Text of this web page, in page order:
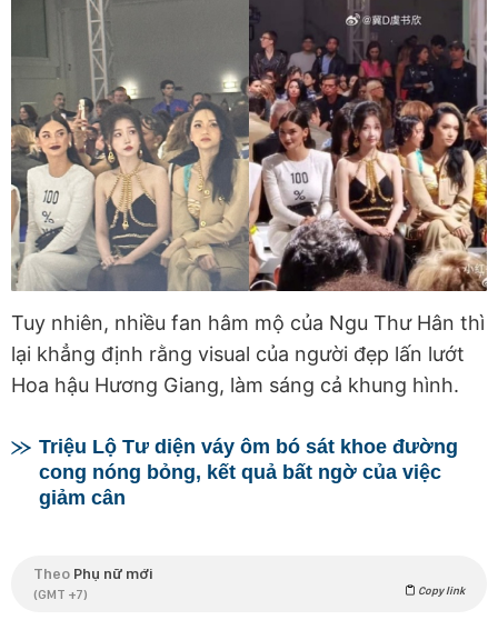
Tuy nhiên, nhiều fan hâm mộ của Ngu Thư Hân thì
lại khẳng định rằng visual của người đẹp lấn lướt
Hoa hậu Hương Giang, làm sáng cả khung hình.
Triệu Lộ Tư diện váy ôm bó sát khoe đường
cong nóng bỏng, kết quả bất ngờ của việc
giảm cân
Theo Phụ nữ mới
(GMT +7) Copy link